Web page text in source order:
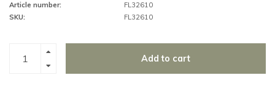
Article number:
FL32610
SKU:
FL32610
Add to cart